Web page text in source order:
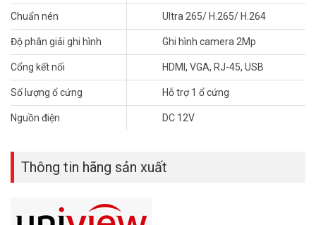
Để cập nhật thông tin giá đầu ghi hình UNV mới nhất, quý khách
hàng vui lòng liên hệ HOTLINE 1900 9259 để được hỗ trợ tốt nhất.
Tham khảo các kênh thông tin khác:
– Facebook:
https://www.facebook.com/vuhoangtelecom/
– Youtube:https://www.youtube.com/c/VuhoangTVChannel
– Website:https://vuhoangtelecom.vn/
Chuẩn nén Ultra 265/ H.265/ H.264
Độ phân giải ghi hình Ghi hình camera 2Mp
Cổng kết nối HDMI, VGA, RJ-45, USB
Số lượng ổ cứng Hỗ trợ 1 ổ cứng
Nguồn điện DC 12V
Thông tin hãng sản xuất